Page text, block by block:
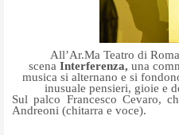
All’Ar.Ma Teatro di
scena Interferenza, una
musica si alternano e si
inusuale pensieri, gioie e
Sul palco Francesco Cevaro,
Andreoni (chitarra e voce).